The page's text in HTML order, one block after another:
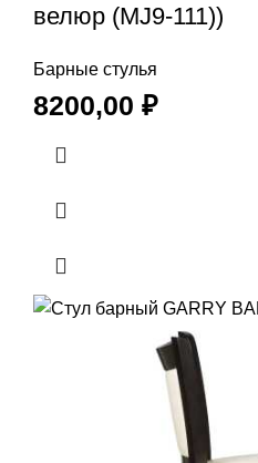
велюр (MJ9-111))
Барные стулья
8200,00 ₽